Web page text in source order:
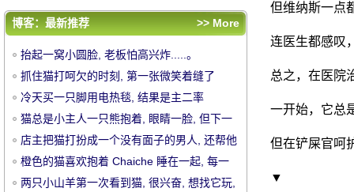
中
但维纳斯一点
连医生都感叹
总之，在医院
一开始，它总
但在铲屎官呵
▼
笑喷..。
评论排行
征.....。
猫总是小主人一只熊抱着, 眼睛一脸, 但下一
秒却让人笑晕.....。
店主把猫打扮成一个没有面子的男人, 还帮他
剪指甲, 结果.....。
橙色的猫喜欢抱着 Chaiche 睡在一起, 每一
次睡觉都是这幅画风, 感觉下..。
两只小山羊第一次看到猫, 很兴奋, 想找它玩,
博客：最新推荐 >> More
抬起一窝小圆脸, 老板怕高兴炸.....。
抓住猫打呵欠的时刻, 第一张微笑着缝了
针..。
冷天买一只脚用电热毯, 结果是主二率
征.....。
猫总是小主人一只熊抱着, 眼睛一脸, 但下一
秒却让人笑晕.....。
店主把猫打扮成一个没有面子的男人, 还帮他
剪指甲, 结果.....。
橙色的猫喜欢抱着 Chaiche 睡在一起, 每一
次睡觉都是这幅画风, 感觉下..。
两只小山羊第一次看到猫, 很兴奋, 想找它玩,